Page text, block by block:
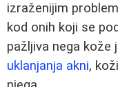
izraženijim
kod onih koji se
pažljiva nega kože
uklanjanja akni,